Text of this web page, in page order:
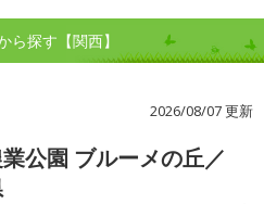
ら探す【関西】
2026/08/07 更新
公園 ブルーメの丘／